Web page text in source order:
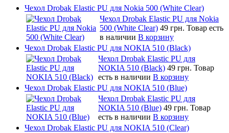
Чехол Drobak Elastic PU для Nokia 500 (White Clear)
Чехол Drobak Elastic PU для Nokia
500 (White Clear) 49 грн. Товар есть
в наличии В корзину
Чехол Drobak Elastic PU для NOKIA 510 (Black)
Чехол Drobak Elastic PU для
NOKIA 510 (Black) 49 грн. Товар
есть в наличии В корзину
Чехол Drobak Elastic PU для NOKIA 510 (Blue)
Чехол Drobak Elastic PU для
NOKIA 510 (Blue) 49 грн. Товар
есть в наличии В корзину
Чехол Drobak Elastic PU для NOKIA 510 (Clear)